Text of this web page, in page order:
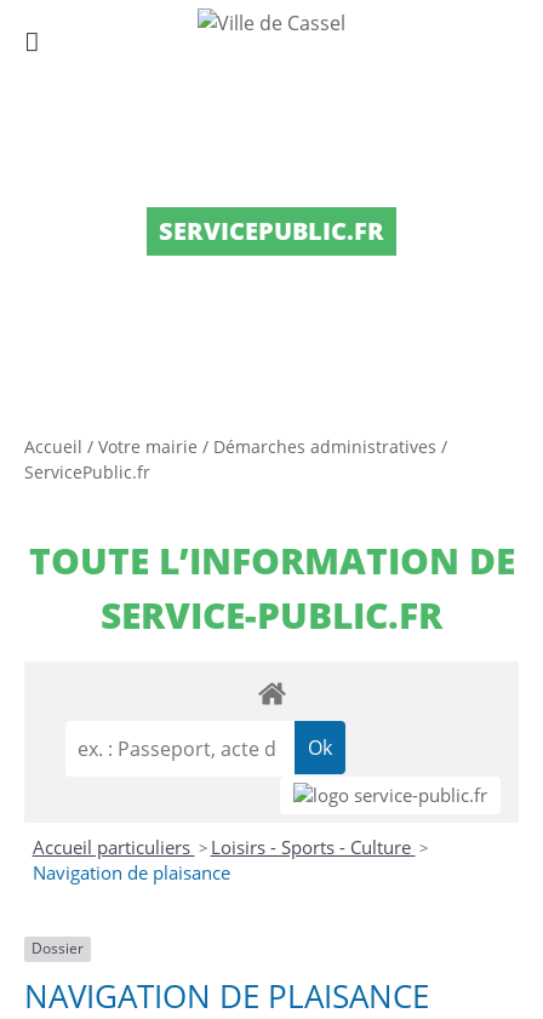
SERVICEPUBLIC.FR
Accueil / Votre mairie / Démarches administratives /
ServicePublic.fr
TOUTE L’INFORMATION DE
SERVICE-PUBLIC.FR
Accueil particuliers > Loisirs - Sports - Culture >
Navigation de plaisance
Dossier
NAVIGATION DE PLAISANCE